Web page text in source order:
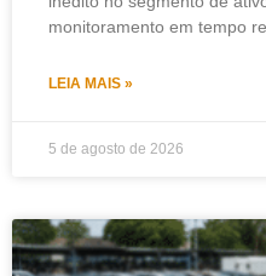
monitoramento em tempo
LEIA MAIS »
5 de agosto de 2026